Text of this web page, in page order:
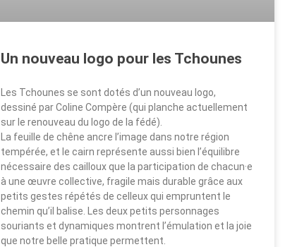
Un nouveau logo pour les Tchounes
Les Tchounes se sont dotés d’un nouveau logo,
dessiné par Coline Compère (qui planche actuellement
sur le renouveau du logo de la fédé).
La feuille de chêne ancre l’image dans notre région
tempérée, et le cairn représente aussi bien l’équilibre
nécessaire des cailloux que la participation de chacun·e
à une œuvre collective, fragile mais durable grâce aux
petits gestes répétés de celleux qui empruntent le
chemin qu’il balise. Les deux petits personnages
souriants et dynamiques montrent l’émulation et la joie
que notre belle pratique permettent.